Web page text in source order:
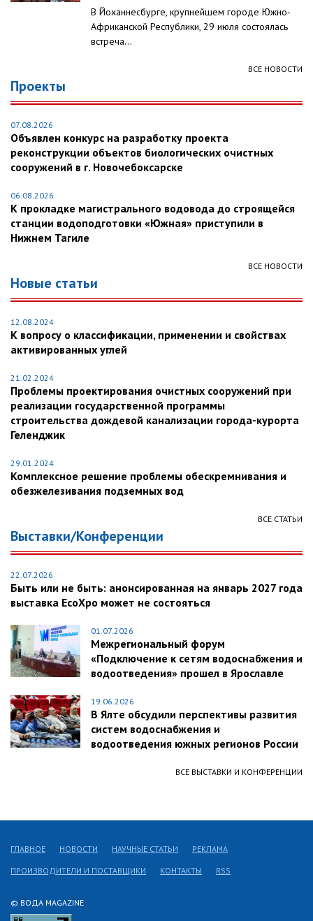
В Йоханнесбурге, крупнейшем городе Южно-
Африканской Республики, 29 июля состоялась
встреча...
ВСЕ НОВОСТИ
Проекты
07.08.2026
Объявлен конкурс на разработку проекта
реконструкции объектов биологических очистных
сооружений в г. Новочебоксарске
06.08.2026
К прокладке магистрального водовода до строящейся
станции водоподготовки «Южная» приступили в
Нижнем Тагиле
ВСЕ НОВОСТИ
Новые статьи
12.08.2024
К вопросу о классификации, применении и свойствах
активированных углей
21.02.2024
Проблемы проектирования очистных сооружений при
реализации государственной программы
строительства дождевой канализации города-курорта
Геленджик
29.01.2024
Комплексное решение проблемы обескремнивания и
обезжелезивания подземных вод
ВСЕ СТАТЬИ
Выставки/Конференции
22.07.2026
Быть или не быть: анонсированная на январь 2027 года
выставка EcoXpo может не состояться
01.07.2026
Межрегиональный форум
«Подключение к сетям водоснабжения и
водоотведения» прошел в Ярославле
19.06.2026
В Ялте обсудили перспективы развития
систем водоснабжения и
водоотведения южных регионов России
ВСЕ ВЫСТАВКИ И КОНФЕРЕНЦИИ
© ВОДА MAGAZINE
ГЛАВНОЕ НОВОСТИ НАУЧНЫЕ СТАТЬИ РЕКЛАМА
ПРОИЗВОДИТЕЛИ И ПОСТАВЩИКИ КОНТАКТЫ RSS